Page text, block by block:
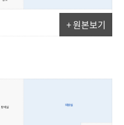
+ 원본보기